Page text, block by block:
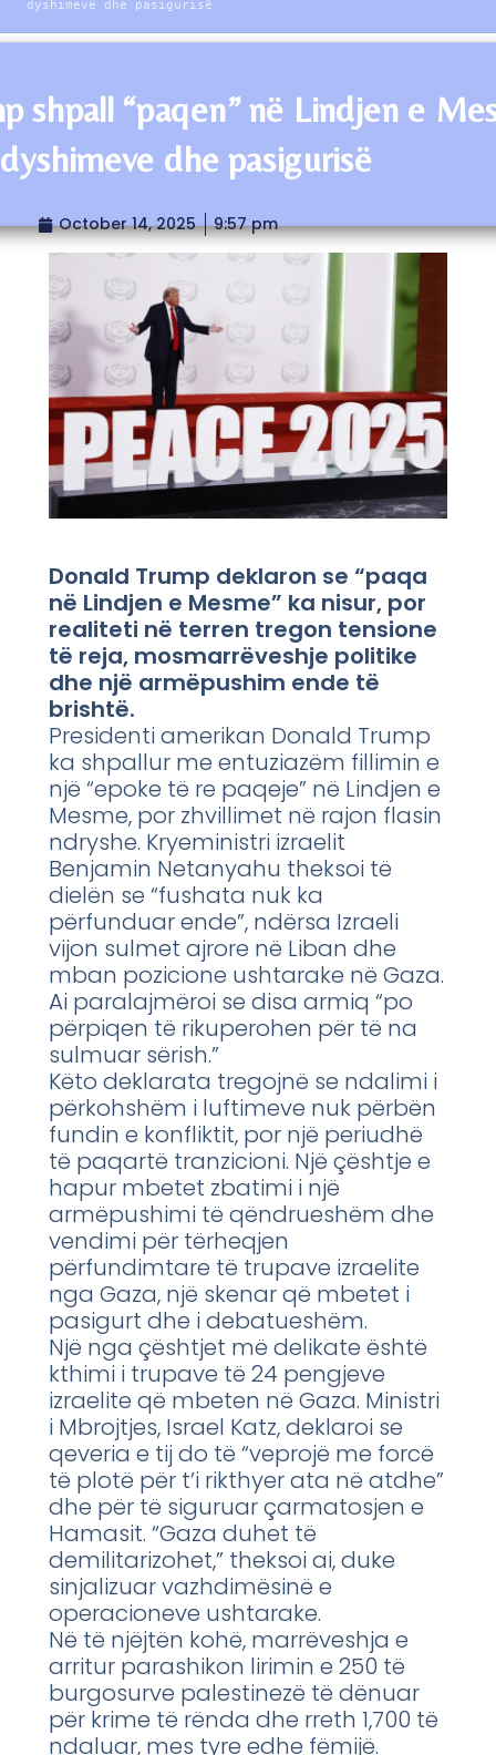
dyshimeve dhe pasigurisë
shpall “paqen” në Lindjen e
dhe pasigurisë
October 14, 2025 9:57 pm
Donald Trump deklaron se “paqa
në Lindjen e Mesme” ka nisur, por
realiteti në terren tregon tensione
të reja, mosmarrëveshje politike
dhe një armëpushim ende të
brishtë.
Presidenti amerikan Donald Trump
ka shpallur me entuziazëm fillimin e
një “epoke të re paqeje” në Lindjen e
Mesme, por zhvillimet në rajon flasin
ndryshe. Kryeministri izraelit
Benjamin Netanyahu theksoi të
dielën se “fushata nuk ka
përfunduar ende”, ndërsa Izraeli
vijon sulmet ajrore në Liban dhe
mban pozicione ushtarake në Gaza.
Ai paralajmëroi se disa armiq “po
përpiqen të rikuperohen për të na
sulmuar sërish.”
Këto deklarata tregojnë se ndalimi i
përkohshëm i luftimeve nuk përbën
fundin e konfliktit, por një periudhë
të paqartë tranzicioni. Një çështje e
hapur mbetet zbatimi i një
armëpushimi të qëndrueshëm dhe
vendimi për tërheqjen
përfundimtare të trupave izraelite
nga Gaza, një skenar që mbetet i
pasigurt dhe i debatueshëm.
Një nga çështjet më delikate është
kthimi i trupave të 24 pengjeve
izraelite që mbeten në Gaza. Ministri
i Mbrojtjes, Israel Katz, deklaroi se
qeveria e tij do të “veprojë me forcë
të plotë për t’i rikthyer ata në atdhe”
dhe për të siguruar çarmatosjen e
Hamasit. “Gaza duhet të
demilitarizohet,” theksoi ai, duke
sinjalizuar vazhdimësinë e
operacioneve ushtarake.
Në të njëjtën kohë, marrëveshja e
arritur parashikon lirimin e 250 të
burgosurve palestinezë të dënuar
për krime të rënda dhe rreth 1,700 të
ndaluar, mes tyre edhe fëmijë.